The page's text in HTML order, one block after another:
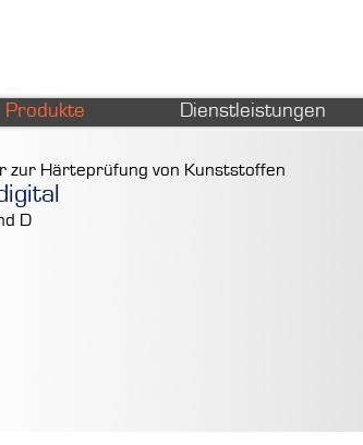
Produkte Dienstleistungen
zur Härteprüfung von Kunststoffen
D